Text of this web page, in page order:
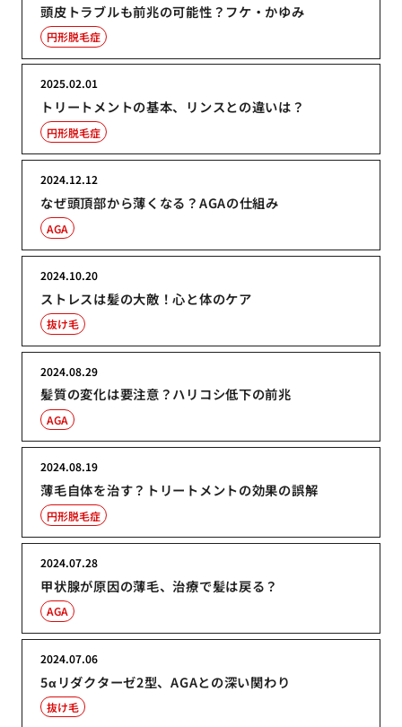
頭皮トラブルも前兆の可能性？フケ・かゆみ
円形脱毛症
トリートメントの基本、リンスとの違いは？
2025.02.01
円形脱毛症
なぜ頭頂部から薄くなる？AGAの仕組み
2024.12.12
AGA
ストレスは髪の大敵！心と体のケア
2024.10.20
抜け毛
髪質の変化は要注意？ハリコシ低下の前兆
2024.08.29
AGA
薄毛自体を治す？トリートメントの効果の誤解
2024.08.19
円形脱毛症
甲状腺が原因の薄毛、治療で髪は戻る？
2024.07.28
AGA
5αリダクターゼ2型、AGAとの深い関わり
2024.07.06
抜け毛